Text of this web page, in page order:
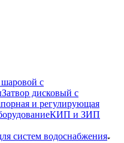
с
Затвор дисковый с
и регулирующая
КИП и ЗИП
систем водоснабжения